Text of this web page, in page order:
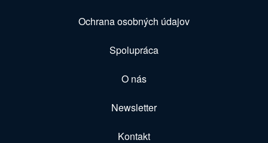
Ochrana osobných údajov
Spolupráca
O nás
Newsletter
Kontakt